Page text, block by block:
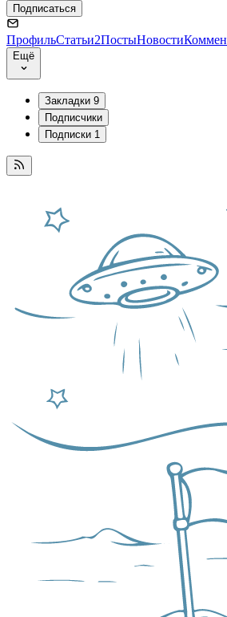
Подписаться
ПрофильСтатьи2ПостыНовости
Ещё
Закладки 9
Подписчики
Подписки 1